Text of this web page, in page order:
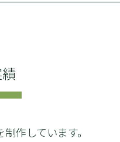
作しています。